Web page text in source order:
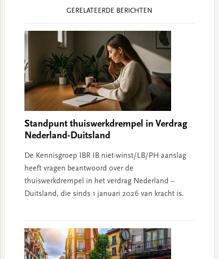
GERELATEERDE BERICHTEN
Standpunt thuiswerkdrempel in Verdrag
Nederland-Duitsland
De Kennisgroep IBR IB niet-winst/LB/PH aanslag
heeft vragen beantwoord over de
thuiswerkdrempel in het verdrag Nederland –
Duitsland, die sinds 1 januari 2026 van kracht is.